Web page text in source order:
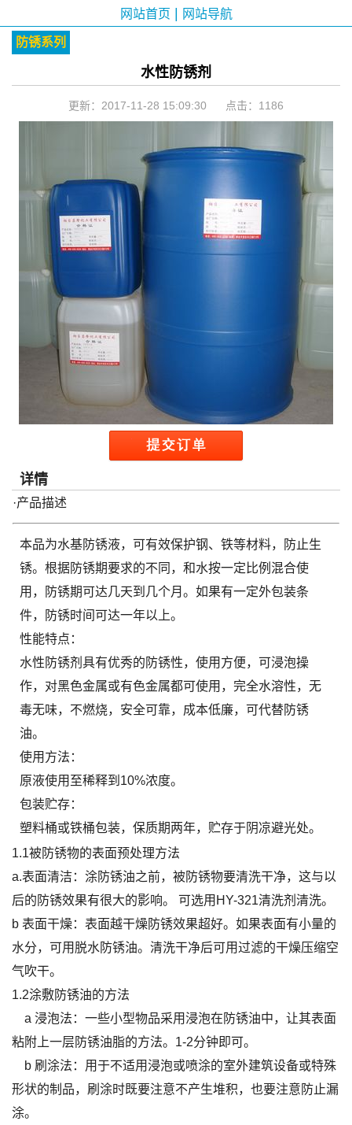
网站首页 网站导航
防锈系列
水性防锈剂
更新：2017-11-28 15:09:30 点击： 1186
详情
·产品描述
本品为水基防锈液，可有效保护钢、铁等材料，防止生
锈。根据防锈期要求的不同，和水按一定比例混合使
用，防锈期可达几天到几个月。如果有一定外包装条
件，防锈时间可达一年以上。
性能特点：
水性防锈剂具有优秀的防锈性，使用方便，可浸泡操
作，对黑色金属或有色金属都可使用，完全水溶性，无
毒无味，不燃烧，安全可靠，成本低廉，可代替防锈
油。
使用方法：
原液使用至稀释到10%浓度。
包装贮存：
塑料桶或铁桶包装，保质期两年，贮存于阴凉避光处。
1.1被防锈物的表面预处理方法
a.表面清洁：涂防锈油之前，被防锈物要清洗干净，这与以
后的防锈效果有很大的影响。 可选用HY-321清洗剂清洗。
b 表面干燥：表面越干燥防锈效果超好。如果表面有小量的
水分，可用脱水防锈油。清洗干净后可用过滤的干燥压缩空
气吹干。
1.2涂敷防锈油的方法
a 浸泡法：一些小型物品采用浸泡在防锈油中，让其表面
粘附上一层防锈油脂的方法。1-2分钟即可。
b 刷涂法：用于不适用浸泡或喷涂的室外建筑设备或特殊
形状的制品，刷涂时既要注意不产生堆积，也要注意防止漏
涂。